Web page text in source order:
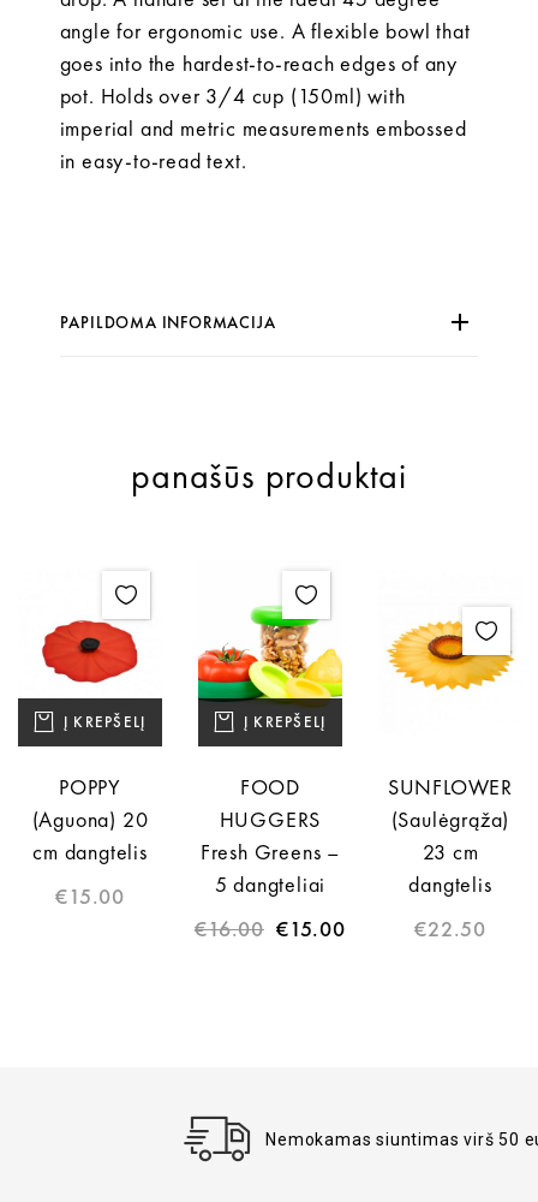
angle for ergonomic use. A flexible bowl that
goes into the hardest-to-reach edges of any
pot. Holds over 3/4 cup (150ml) with
imperial and metric measurements embossed
in easy-to-read text.
PAPILDOMA INFORMACIJA
panašūs produktai
Į KREPŠELĮ
POPPY
(Aguona) 20
cm dangtelis
€15.00
Į KREPŠELĮ
FOOD
HUGGERS
Fresh Greens –
5 dangteliai
€16.00 €15.00
SUNFLOWER
(Saulėgrąža)
23 cm
dangtelis
€22.50
Nemokamas siuntimas virš 50